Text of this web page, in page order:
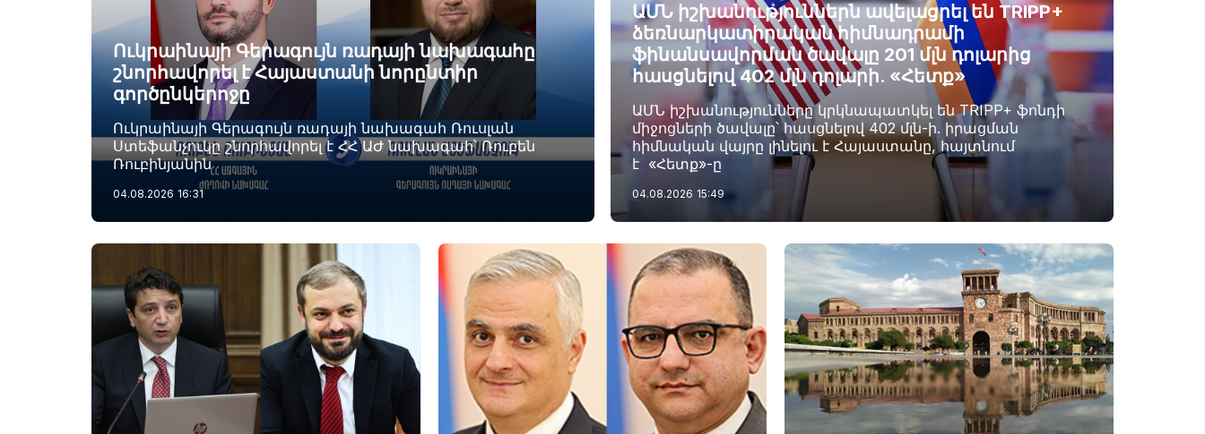
Ուկրաինայի Գերագույն ռադայի նախագահը
շնորհավորել է Հայաստանի նորընտիր
գործընկերոջը
Ուկրաինայի Գերագույն ռադայի նախագահ Ռուսլան
Ստեֆանչուկը շնորհավորել է ՀՀ ԱԺ նախագահ՝ Ռուբեն
Ռուբինյանին
04.08.2026 16:31
ԱՄՆ իշխանություններն ավելացրել են TRIPP+
ձեռնարկատիրական հիմնադրամի
ֆինանսավորման ծավալը 201 մլն դոլարից
հասցնելով 402 մլն դոլարի. «Հետք»
ԱՄՆ իշխանությունները կրկնապատկել են TRIPP+ ֆոնդի
միջոցների ծավալը՝ հասցնելով 402 մլն-ի. իրացման
հիմնական վայրը լինելու է Հայաստանը, հայտնում
է «Հետք»-ը
04.08.2026 15:49